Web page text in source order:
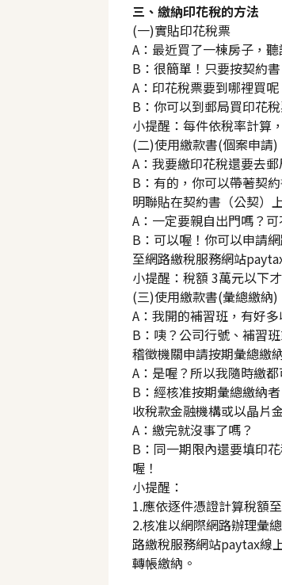
三、繳納印花稅的方法
(一)實貼印花稅票
A：最近買了一棟房子，
B：很簡單！只要按契約
A：印花稅票要到哪裡買呢
B：你可以到郵局買印花
小提醒：每件依稅率計算
(二)使用繳款書(個案申請)
A：我要繳印花稅還要去
B：有的，你可以帶著契
明聯貼在契約書（公契）
A：一定要親自出門嗎？
B：可以喔！你可以申請
至網路繳稅服務網站
小提醒：稅額 3萬元以下
(三)使用繳款書(彙總繳納)
A：我開的補習班，有好
B：咦？公司行號、補習
稽徵機關申請按期彙總繳
A：是喔？所以我隨時繳都
B：經核准按期彙總繳納
收稅款金融機構或以晶片
A：繳完就沒事了嗎？
B：同一期限內還要填印
喔！
小提醒：
1.應依逐件憑證計算稅額
2.核准以網際網路辦理彙
路繳稅服務網站paytax線
轉帳繳納。